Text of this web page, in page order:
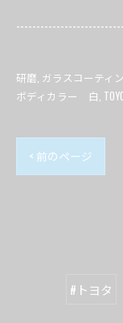
研磨 ガラスコーティ
ボディカラー 白
< 前のページ
#トヨタ